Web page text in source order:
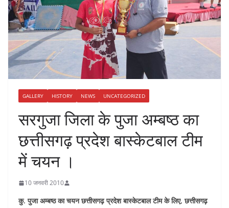
GALLERY HISTORY NEWS UNCATEGORIZED
सरगुजा जिला के पुजा अम्बष्ठ का
छत्तीसगढ़ प्रदेश बास्केटबाल टीम
में चयन ।
10 जनवरी 2010
कु. पुजा अम्बष्ठ का चयन छत्तीसगढ़ प्रदेश बास्केटबाल टीम के लिए, छत्तीसगढ़